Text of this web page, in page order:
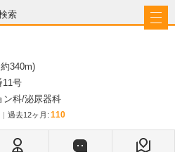
索
340m)
11号
ン科 泌尿器科
過去12ヶ月: 110